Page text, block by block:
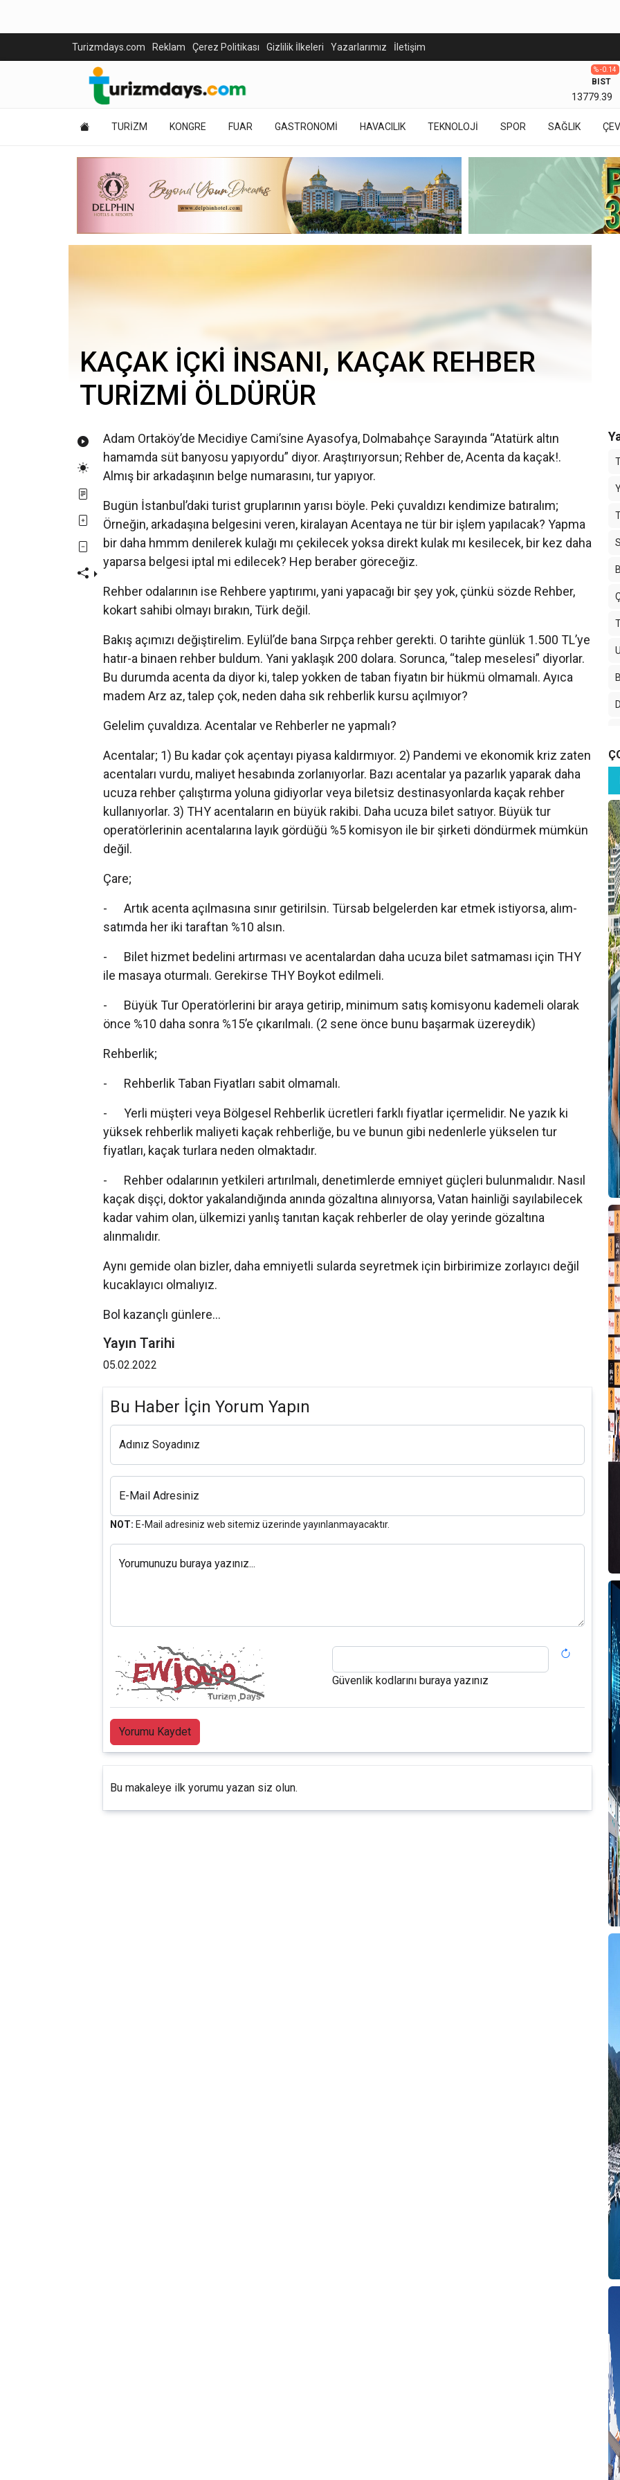
Turizmdays.com Reklam Çerez Politikası Gizlilik İlkeleri Yazarlarımız İletişim
BIST
13779.39
% -0.14
TURİZM KONGRE FUAR GASTRONOMİ HAVACILIK TEKNOLOJİ SPOR SAĞLIK
KAÇAK İÇKİ İNSANI, KAÇAK REHBER
TURİZMİ ÖLDÜRÜR
Adam Ortaköy’de Mecidiye Cami’sine Ayasofya, Dolmabahçe Sarayında “Atatürk altın
hamamda süt banyosu yapıyordu” diyor. Araştırıyorsun; Rehber de, Acenta da kaçak!.
Almış bir arkadaşının belge numarasını, tur yapıyor.
Bugün İstanbul’daki turist gruplarının yarısı böyle. Peki çuvaldızı kendimize batıralım;
Örneğin, arkadaşına belgesini veren, kiralayan Acentaya ne tür bir işlem yapılacak? Yapma
bir daha hmmm denilerek kulağı mı çekilecek yoksa direkt kulak mı kesilecek, bir kez daha
yaparsa belgesi iptal mi edilecek? Hep beraber göreceğiz.
Rehber odalarının ise Rehbere yaptırımı, yani yapacağı bir şey yok, çünkü sözde Rehber,
kokart sahibi olmayı bırakın, Türk değil.
Bakış açımızı değiştirelim. Eylül’de bana Sırpça rehber gerekti. O tarihte günlük 1.500 TL’ye
hatır-a binaen rehber buldum. Yani yaklaşık 200 dolara. Sorunca, “talep meselesi” diyorlar.
Bu durumda acenta da diyor ki, talep yokken de taban fiyatın bir hükmü olmamalı. Ayıca
madem Arz az, talep çok, neden daha sık rehberlik kursu açılmıyor?
Gelelim çuvaldıza. Acentalar ve Rehberler ne yapmalı?
Acentalar; 1) Bu kadar çok açentayı piyasa kaldırmıyor. 2) Pandemi ve ekonomik kriz zaten
acentaları vurdu, maliyet hesabında zorlanıyorlar. Bazı acentalar ya pazarlık yaparak daha
ucuza rehber çalıştırma yoluna gidiyorlar veya biletsiz destinasyonlarda kaçak rehber
kullanıyorlar. 3) THY acentaların en büyük rakibi. Daha ucuza bilet satıyor. Büyük tur
operatörlerinin acentalarına layık gördüğü %5 komisyon ile bir şirketi döndürmek mümkün
değil.
Çare;
- Artık acenta açılmasına sınır getirilsin. Türsab belgelerden kar etmek istiyorsa, alım-
satımda her iki taraftan %10 alsın.
- Bilet hizmet bedelini artırması ve acentalardan daha ucuza bilet satmaması için THY
ile masaya oturmalı. Gerekirse THY Boykot edilmeli.
- Büyük Tur Operatörlerini bir araya getirip, minimum satış komisyonu kademeli olarak
önce %10 daha sonra %15’e çıkarılmalı. (2 sene önce bunu başarmak üzereydik)
Rehberlik;
- Rehberlik Taban Fiyatları sabit olmamalı.
- Yerli müşteri veya Bölgesel Rehberlik ücretleri farklı fiyatlar içermelidir. Ne yazık ki
yüksek rehberlik maliyeti kaçak rehberliğe, bu ve bunun gibi nedenlerle yükselen tur
fiyatları, kaçak turlara neden olmaktadır.
- Rehber odalarının yetkileri artırılmalı, denetimlerde emniyet güçleri bulunmalıdır. Nasıl
kaçak dişçi, doktor yakalandığında anında gözaltına alınıyorsa, Vatan hainliği sayılabilecek
kadar vahim olan, ülkemizi yanlış tanıtan kaçak rehberler de olay yerinde gözaltına
alınmalıdır.
Aynı gemide olan bizler, daha emniyetli sularda seyretmek için birbirimize zorlayıcı değil
kucaklayıcı olmalıyız.
Bol kazançlı günlere…
Yayın Tarihi
05.02.2022
Bu Haber İçin Yorum Yapın
Adınız Soyadınız
E-Mail Adresiniz
NOT: E-Mail adresiniz web sitemiz üzerinde yayınlanmayacaktır.
Yorumunuzu buraya yazınız...
Güvenlik kodlarını buraya yazınız
Yorumu Kaydet
Bu makaleye ilk yorumu yazan siz olun.